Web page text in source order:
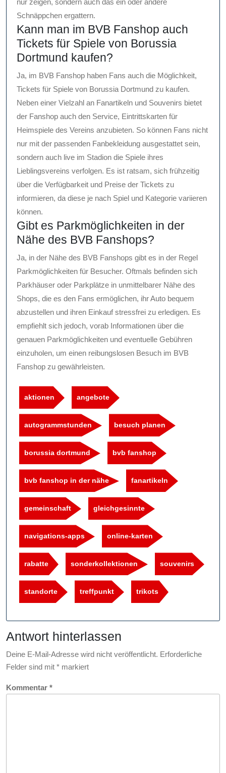
nur zeigen, sondern auch das ein oder andere
Schnäppchen ergattern.
Kann man im BVB Fanshop auch
Tickets für Spiele von Borussia
Dortmund kaufen?
Ja, im BVB Fanshop haben Fans auch die Möglichkeit,
Tickets für Spiele von Borussia Dortmund zu kaufen.
Neben einer Vielzahl an Fanartikeln und Souvenirs bietet
der Fanshop auch den Service, Eintrittskarten für
Heimspiele des Vereins anzubieten. So können Fans nicht
nur mit der passenden Fanbekleidung ausgestattet sein,
sondern auch live im Stadion die Spiele ihres
Lieblingsvereins verfolgen. Es ist ratsam, sich frühzeitig
über die Verfügbarkeit und Preise der Tickets zu
informieren, da diese je nach Spiel und Kategorie variieren
können.
Gibt es Parkmöglichkeiten in der
Nähe des BVB Fanshops?
Ja, in der Nähe des BVB Fanshops gibt es in der Regel
Parkmöglichkeiten für Besucher. Oftmals befinden sich
Parkhäuser oder Parkplätze in unmittelbarer Nähe des
Shops, die es den Fans ermöglichen, ihr Auto bequem
abzustellen und ihren Einkauf stressfrei zu erledigen. Es
empfiehlt sich jedoch, vorab Informationen über die
genauen Parkmöglichkeiten und eventuelle Gebühren
einzuholen, um einen reibungslosen Besuch im BVB
Fanshop zu gewährleisten.
aktionen angebote
autogrammstunden besuch planen
borussia dortmund bvb fanshop
bvb fanshop in der nähe fanartikeln
gemeinschaft gleichgesinnte
navigations-apps online-karten
rabatte sonderkollektionen souvenirs
standorte treffpunkt trikots
Antwort hinterlassen
Deine E-Mail-Adresse wird nicht veröffentlicht. Erforderliche
Felder sind mit * markiert
Kommentar *